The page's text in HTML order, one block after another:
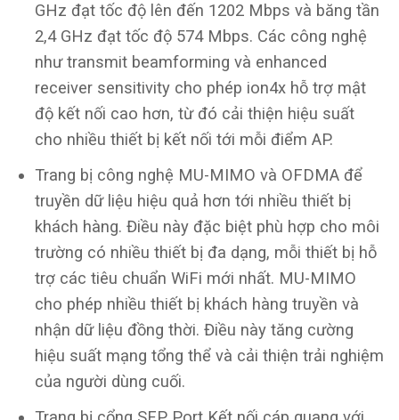
GHz đạt tốc độ lên đến 1202 Mbps và băng tần
2,4 GHz đạt tốc độ 574 Mbps. Các công nghệ
như transmit beamforming và enhanced
receiver sensitivity cho phép ion4x hỗ trợ mật
độ kết nối cao hơn, từ đó cải thiện hiệu suất
cho nhiều thiết bị kết nối tới mỗi điểm AP.
Trang bị công nghệ MU-MIMO và OFDMA để
truyền dữ liệu hiệu quả hơn tới nhiều thiết bị
khách hàng. Điều này đặc biệt phù hợp cho môi
trường có nhiều thiết bị đa dạng, mỗi thiết bị hỗ
trợ các tiêu chuẩn WiFi mới nhất. MU-MIMO
cho phép nhiều thiết bị khách hàng truyền và
nhận dữ liệu đồng thời. Điều này tăng cường
hiệu suất mạng tổng thể và cải thiện trải nghiệm
của người dùng cuối.